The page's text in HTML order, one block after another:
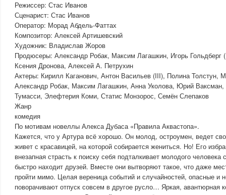
Режиссер: Стас Иванов
Сценарист: Стас Иванов
Оператор: Морад Абдель-Фаттах
Композитор: Алексей Артишевский
Художник: Владислав Жоров
Продюсеры: Александр Робак, Максим Лагашкин, Игорь Гольдберг
Ксения Дронова, Алексей А. Петрухин
Актеры: Кирилл Каганович, Антон Васильев (III), Полина Толстун,
Александр Робак, Максим Лагашкин, Анна Уколова, Юрий
Тумасси, Элефтерия Коми, Статис Монзорос, Семён Слепаков
Жанр
комедия
По мотивам новеллы Алекса Дубаса «Правила Аквастопа».
Кажется, что у Артура всё хорошо. Он молод, остроумен, ведет
живет с красавицей, на которой собирается жениться. Но! Его
внезапная страсть к поиску себя подталкивает молодого
быстро находит друзей. Вместе они вытворяют такое, что даже
пройти мимо. Целая вереница событий и случайностей, опасные и
поворачивают отпуск совсем в другое русло… Яркая, авантюрная